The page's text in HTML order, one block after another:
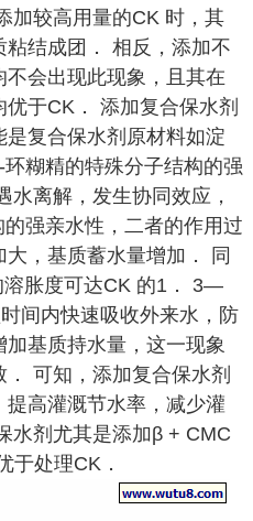
加较高用量的CK 时，其
结成团． 相反，添加不
不会出现此现象，且其在
于CK． 添加复合保水剂
复合保水剂原材料如淀
糊精的特殊分子结构的强
离解，发生协同效应，
强亲水性，二者的作用过
，基质蓄水量增加． 同
溶胀度可达CK 的1． 3—
间内快速吸收外来水，防
基质持水量，这一现象
可知，添加复合保水剂
高灌溉节水率，减少灌
水剂尤其是添加β + CMC
于处理CK．